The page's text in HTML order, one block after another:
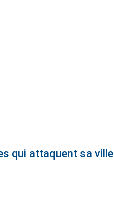
qui attaquent sa ville